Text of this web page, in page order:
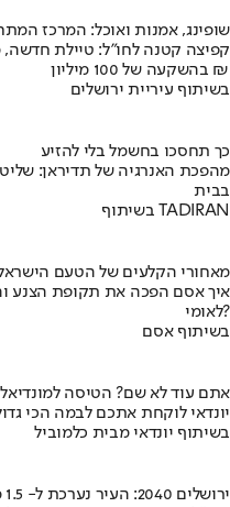
שופינג, אמנות ואוכל: המרכז
קפיצה קטנה לחו"ל: טיילת חדשה,
בהשקעה של 100 מיליון ₪
בשיתוף עיריית ירושלים
כך תחסכו בחשמל בלי להזיע
מהפכת האנרגיה של תדיראן:
בבית
בשיתוף TADIRAN
מאחורי הקלעים של הטעם
לאומי?
בשיתוף אסם
אתם עוד לא שם? הטיסה
יונדאי לוקחת אתכם לבמה הכי
בשיתוף יונדאי מבית כלמוביל
ירושלים 2040: העיר נערכת ל- 1.5 מליון תושבים